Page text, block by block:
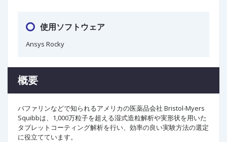
使用ソフトウェア
Ansys Rocky
概要
バファリンなどで知られるアメリカの医薬品会社 Bristol-Myers
Squibbは、1,000万粒子を超える湿式造粒解析や実形状を用いた
タブレットコーティング解析を行い、効率の良い実験方法の選定
に役立てています。